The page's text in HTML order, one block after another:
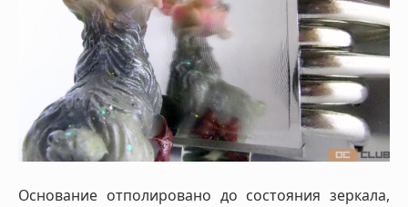
Основание отполировано до состояния зеркала,